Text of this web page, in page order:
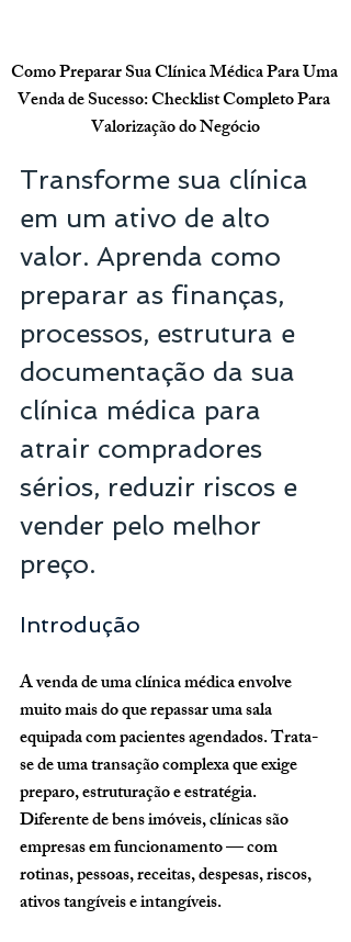
Como Preparar Sua Clínica Médica Para Uma
Venda de Sucesso: Checklist Completo Para
Valorização do Negócio
Transforme sua clínica
em um ativo de alto
valor. Aprenda como
preparar as finanças,
processos, estrutura e
documentação da sua
clínica médica para
atrair compradores
sérios, reduzir riscos e
vender pelo melhor
preço.
Introdução
A venda de uma clínica médica envolve
muito mais do que repassar uma sala
equipada com pacientes agendados. Trata-
se de uma transação complexa que exige
preparo, estruturação e estratégia.
Diferente de bens imóveis, clínicas são
empresas em funcionamento — com
rotinas, pessoas, receitas, despesas, riscos,
ativos tangíveis e intangíveis.